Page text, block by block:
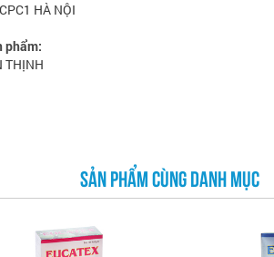
HÀ NỘI
phẩm:
THỊNH
SẢN PHẨM CÙNG DANH MỤC